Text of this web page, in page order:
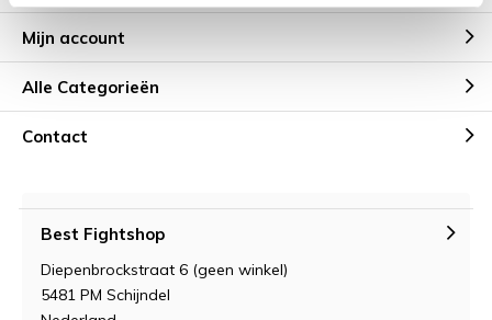
Mijn account
Alle Categorieën
Contact
Best Fightshop
Diepenbrockstraat 6 (geen winkel)
5481 PM Schijndel